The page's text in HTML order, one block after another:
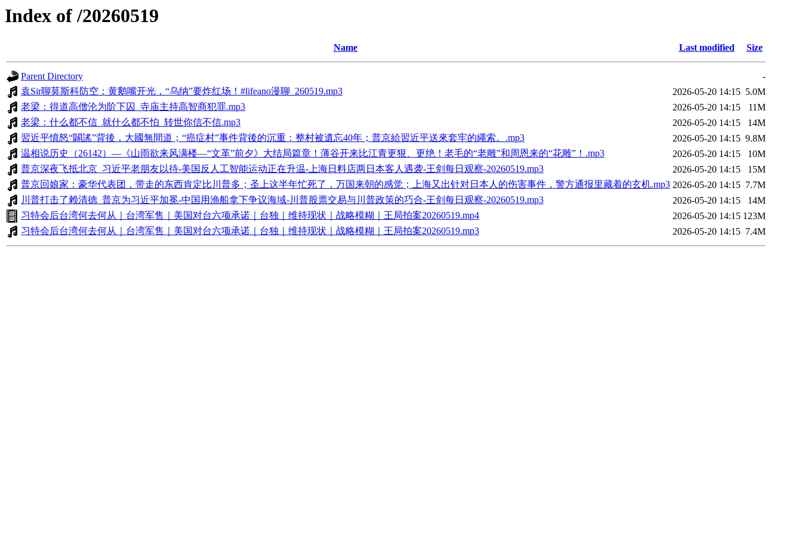
Index of /20260519
Name Last modified Size
Parent Directory
-
袁Sir聊莫斯科防空：黄鹅嘴开光，“乌纳”要炸红场！#lifeano漫聊_260519.mp3
2026-05-20 14:15 5.0M
老梁：得道高僧沦为阶下囚_寺庙主持高智商犯罪.mp3
2026-05-20 14:15
11M
老梁：什么都不信_就什么都不怕_转世你信不信.mp3
2026-05-20 14:15
14M
習近平憤怒“闢謠”背後，大國無間道；“癌症村”事件背後的沉重：整村被遺忘40年；普京給習近平送來套牢的繩索。.mp3
2026-05-20 14:15 9.8M
温相说历史（26142）—《山雨欲来风满楼—“文革”前夕》大结局篇章！薄谷开来比江青更狠、更绝！老毛的“老雕”和周恩来的“花雕”！.mp3
2026-05-20 14:15
10M
普京深夜飞抵北京_习近平老朋友以待-美国反人工智能运动正在升温-上海日料店两日本客人遇袭-王剑每日观察-20260519.mp3
2026-05-20 14:15
15M
普京回娘家：豪华代表团，带走的东西肯定比川普多；圣上这半年忙死了，万国来朝的感觉；上海又出针对日本人的伤害事件，警方通报里藏着的玄机.mp3 2026-05-20 14:15 7.7M
川普打击了赖清德_普京为习近平加冕-中国用渔船拿下争议海域-川普股票交易与川普政策的巧合-王剑每日观察-20260519.mp3
2026-05-20 14:15
14M
习特会后台湾何去何从｜台湾军售｜美国对台六项承诺｜台独｜维持现状｜战略模糊｜王局拍案20260519.mp4
2026-05-20 14:15 123M
习特会后台湾何去何从｜台湾军售｜美国对台六项承诺｜台独｜维持现状｜战略模糊｜王局拍案20260519.mp3
2026-05-20 14:15 7.4M